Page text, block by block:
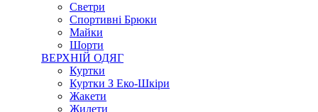
Светри
Спортивні Брюки
Майки
Шорти
ВЕРХНІЙ ОДЯГ
Куртки
Куртки З Еко-Шкіри
Жакети
Жилети